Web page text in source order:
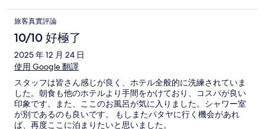
旅客真實評論
10/10 好極了
2025 年 12 月 24 日
使用 Google 翻譯
スタッフは皆さん感じが良く、ホテル全般的に洗練されていま
した。朝食も他のホテルより手間をかけており、コスパが良い
印象です。また、ここのお風呂が気に入りました。シャワー室
が別であるのも良いです。 もしまたパタヤに行く機会があれ
ば、再度ここに泊まりたいと思いました。